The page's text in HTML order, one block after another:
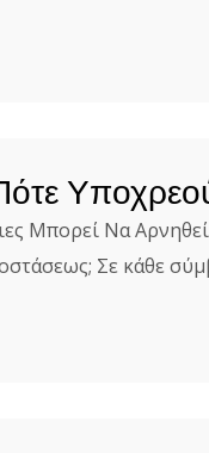
Μπορεί Να
Σε κάθε